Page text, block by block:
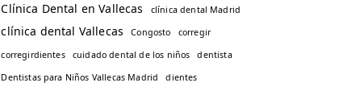
Clínica Dental en Vallecas clínica dental Madrid
clínica dental Vallecas Congosto
corregir
corregirdientes
cuidado dental de los niños
dentista
Dentistas para Niños Vallecas Madrid
dientes